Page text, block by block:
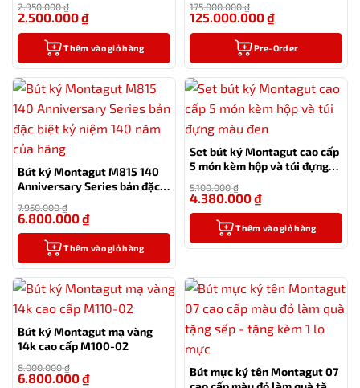
2.950.000₫
2.500.000₫
Thêm vào giỏ hàng
175.000.000₫
125.000.000₫
Pre-Order
Bút ký Montagut M815 140
Anniversary Series bản đặc
hãng
7.950.000₫
6.800.000₫
Thêm vào giỏ hàng
Set bút ký Montagut cao cấp
5 món kèm hộp và túi đựng
5.100.000₫
4.380.000₫
Thêm vào giỏ hàng
Bút ký Montagut mạ vàng
14k cao cấp M100-02
8.000.000₫
6.800.000₫
Bút mực ký tên Montagut 07